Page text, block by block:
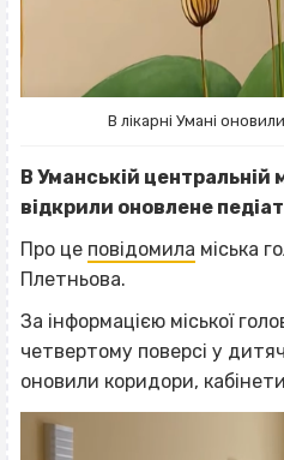
В лікарні Умані
В Уманській центральній
відкрили оновлене
Про це повідомила міська
Плетньова.
За інформацією міської
четвертому поверсі у
оновили коридори,